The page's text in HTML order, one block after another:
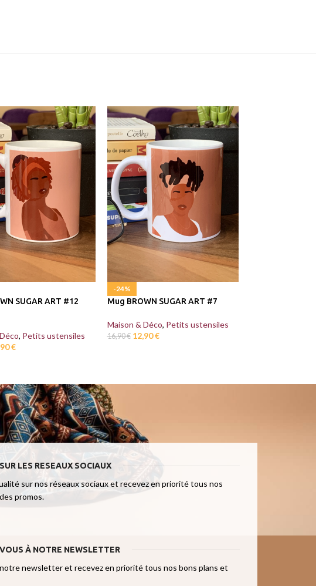
SUGAR ART #12
, Petits ustensiles
€
-24%
Mug BROWN SUGAR ART #7
Maison & Déco, Petits ustensiles
16,90€ 12,90€
LES RESEAUX SOCIAUX
sur nos réseaux sociaux et recevez en priorité tous nos
promos.
À NOTRE NEWSLETTER
newsletter et recevez en priorité tous nos bons plans et